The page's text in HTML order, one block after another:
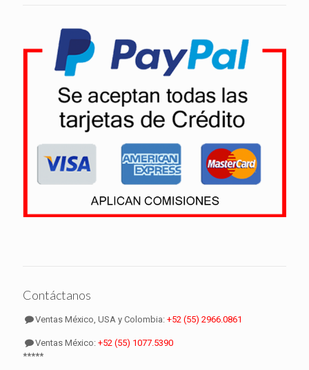
Contáctanos
Ventas México, USA y Colombia:+52 (55) 2966.0861
Ventas México:+52 (55) 1077.5390
*****